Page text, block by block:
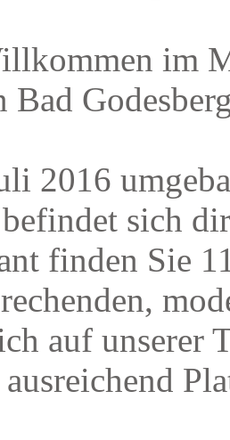
im
2016
sich
finden Sie
auf unserer